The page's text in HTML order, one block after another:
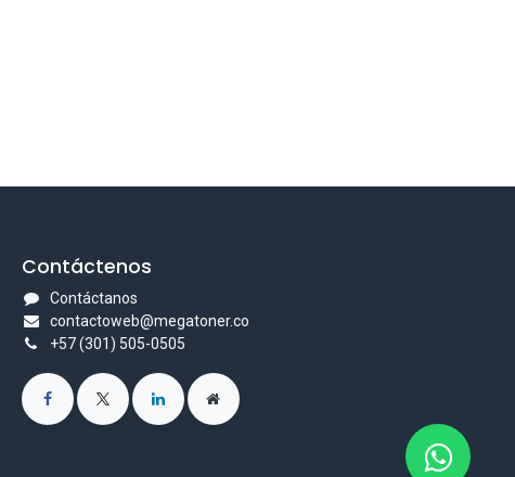
Contáctenos
Contáctanos
contactoweb@megatoner.co
+57 (301) 505-0505